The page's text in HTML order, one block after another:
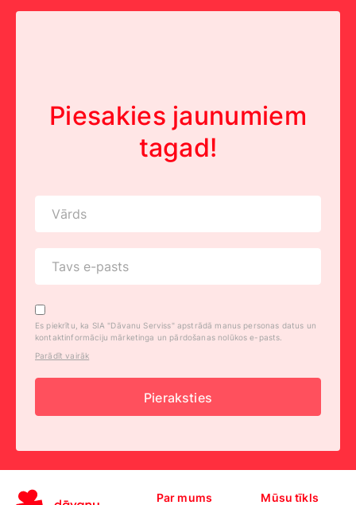
Piesakies jaunumiem
tagad!
Es piekrītu, ka SIA "Dāvanu Serviss" apstrādā manus personas datus un
kontaktinformāciju mārketinga un pārdošanas nolūkos e-pasts.
Parādīt vairāk
Pieraksties
Par mums Mūsu tīkls